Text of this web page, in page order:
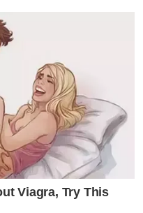
Viagra, Try This